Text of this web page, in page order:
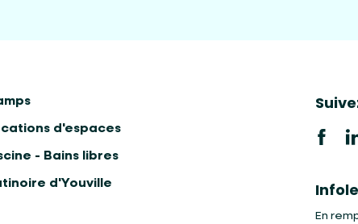
d'espaces
- Bains libres
d'Youville
En